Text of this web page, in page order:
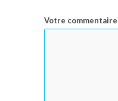
Votre commentaire